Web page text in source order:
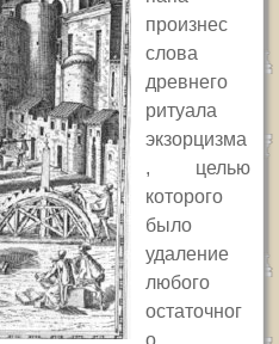
произнес
слова
древнего
ритуала
экзорцизма
, целью
которого
было
удаление
любого
остаточног
о